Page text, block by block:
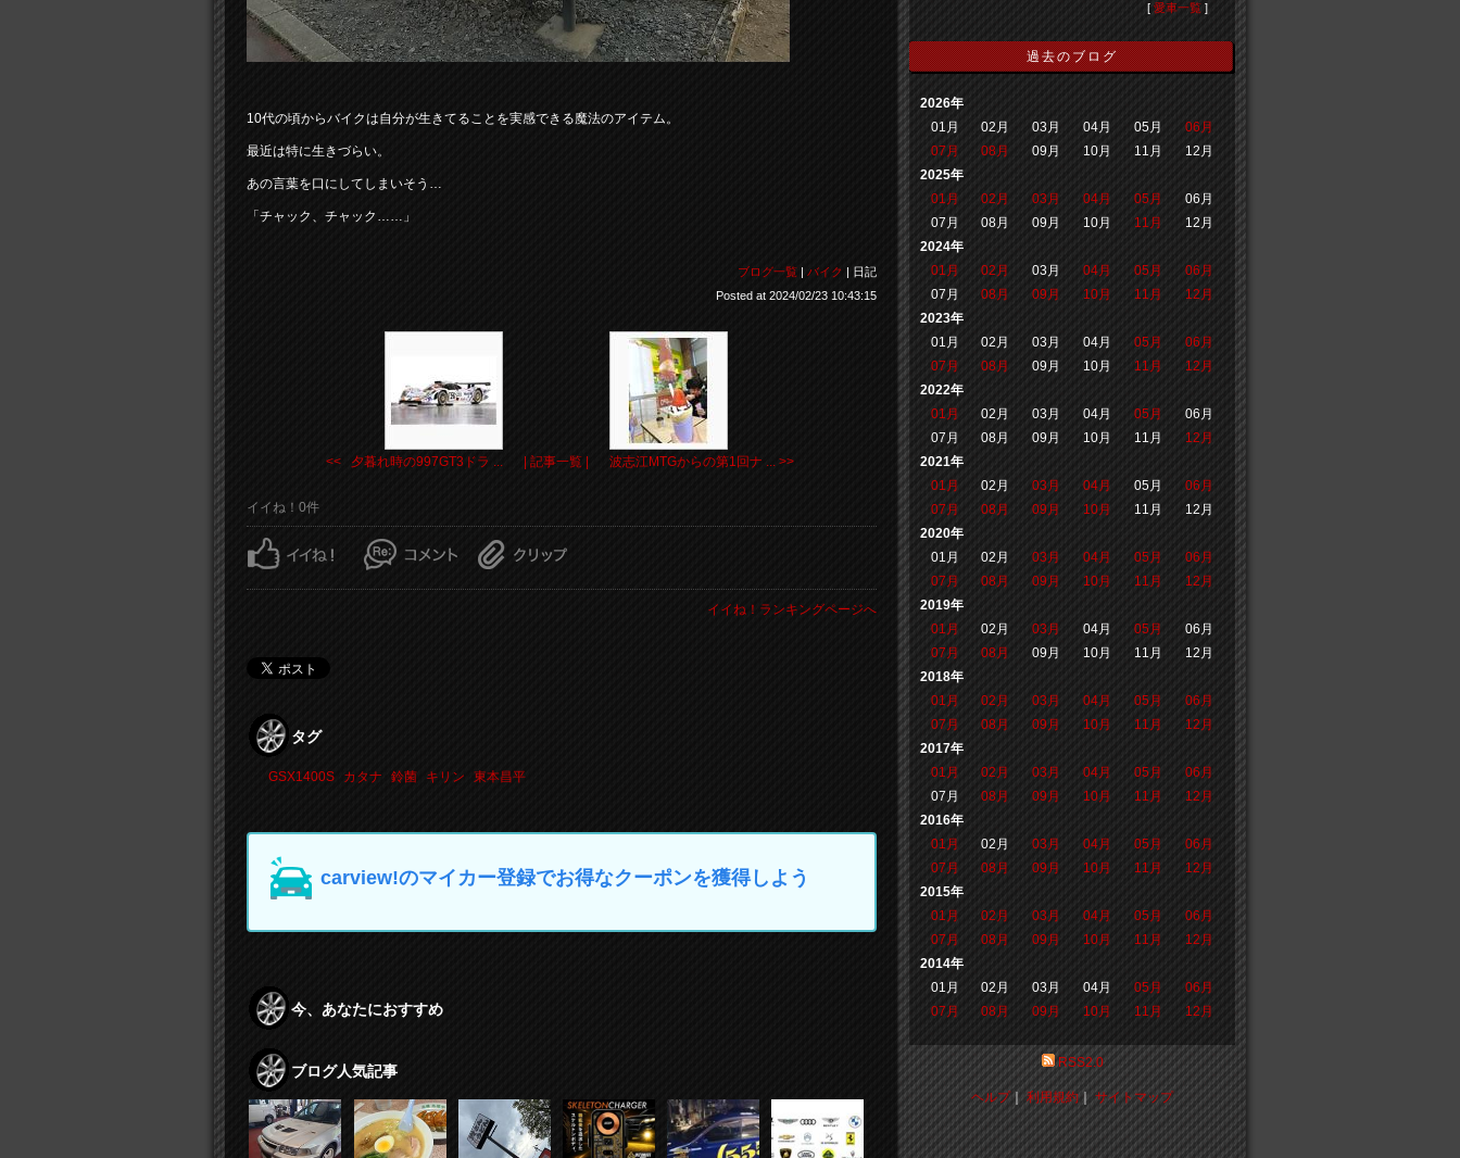
10代の頃からバイクは自分が生きてることを実感できる魔法のアイテム。
最近は特に生きづらい。
あの言葉を口にしてしまいそう…
「チャック、チャック……」
ブログ一覧 バイク
| 日記
Posted at 2024/02/23 10:43:15
<< 夕暮れ時の997GT3ドラ ... | 記事一覧 | 波志江MTGからの第1回ナ ... >>
イイね！0件
イイね！ランキングページへ
タグ
GSX1400S カタナ 鈴菌 キリン 東本昌平
carview!のマイカー登録でお得なクーポンを獲得しよう
今、あなたにおすすめ
ブログ人気記事
[ 愛車一覧 ]
過去のブログ
2026年
01月
02月 03月 04月 05月
06月
07月
08月 09月 10月 11月
12月
2025年
01月
02月 03月 04月 05月
06月
07月
08月 09月 10月 11月
12月
2024年
01月
02月 03月 04月 05月
06月
07月
08月 09月 10月 11月
12月
2023年
01月
02月 03月 04月 05月
06月
07月
08月 09月 10月 11月
12月
2022年
01月
02月 03月 04月 05月
06月
07月
08月 09月 10月 11月
12月
2021年
01月
02月 03月 04月 05月
06月
07月
08月 09月 10月 11月
12月
2020年
01月
02月 03月 04月 05月
06月
07月
08月 09月 10月 11月
12月
2019年
01月
02月 03月 04月 05月
06月
07月
08月 09月 10月 11月
12月
2018年
01月
02月 03月 04月 05月
06月
07月
08月 09月 10月 11月
12月
2017年
01月
02月 03月 04月 05月
06月
07月
08月 09月 10月 11月
12月
2016年
01月
02月 03月 04月 05月
06月
07月
08月 09月 10月 11月
12月
2015年
01月
02月 03月 04月 05月
06月
07月
08月 09月 10月 11月
12月
2014年
01月
02月 03月 04月 05月
06月
07月
08月 09月 10月 11月 12月
RSS2.0
ヘルプ｜利用規約｜サイトマップ